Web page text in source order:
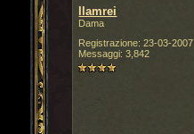
llamrei
Dama
Registrazione: 23-03-2007
Messaggi: 3,842